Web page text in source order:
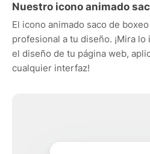
Nuestro icono animado
El icono animado saco de
profesional a tu diseño. ¡Mira
el diseño de tu página web,
cualquier interfaz!